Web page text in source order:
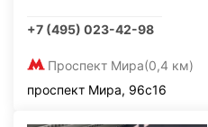
+7 (495) 023-42-98
Проспект Мира(0,4 км)
проспект Мира, 96с16